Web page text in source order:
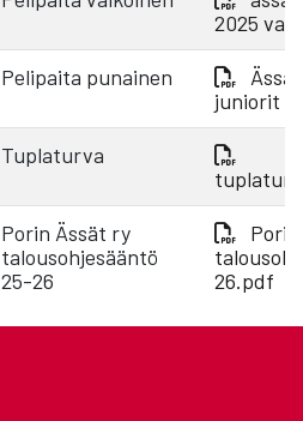
2025
Pelipaita punainen
juniorit
Tuplaturva
Porin Ässät ry
talousohjesääntö
25-26
26.pdf